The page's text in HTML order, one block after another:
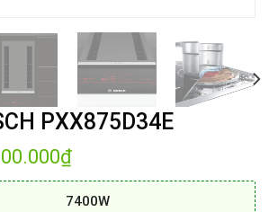
PXX875D34E
₫Giá
tại
76.900.000₫.
7400W